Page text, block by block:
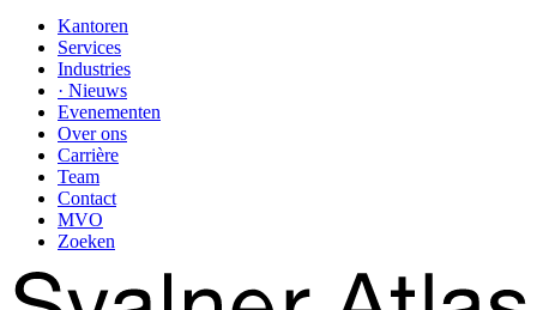
Kantoren
Services
Industries
· Nieuws
Evenementen
Over ons
Carrière
Team
Contact
MVO
Zoeken